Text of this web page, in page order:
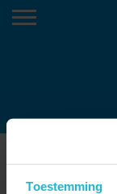
Toestemming